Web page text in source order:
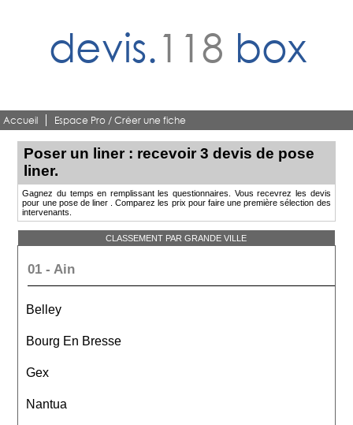
devis.118 box
Accueil Espace Pro / Créer une fiche
Poser un liner : recevoir 3 devis de pose
liner.
Gagnez du temps en remplissant les questionnaires. Vous recevrez les devis
pour une pose de liner . Comparez les prix pour faire une première sélection des
intervenants.
CLASSEMENT PAR GRANDE VILLE
01 - Ain
Belley
Bourg En Bresse
Gex
Nantua